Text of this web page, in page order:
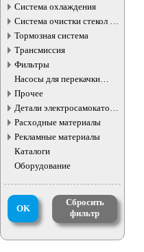
Система охлаждения
Система очистки стекол и
фар
Тормозная система
Трансмиссия
Фильтры
Насосы для перекачки
жидкостей
Прочее
Детали электросамокатов и
электротранспорта
Расходные материалы
Рекламные материалы
Каталоги
Оборудование
OK
Сбросить
фильтр